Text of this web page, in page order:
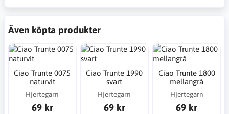
Även köpta produkter
Ciao Trunte 0075
naturvit
Hjertegarn
69 kr
Ciao Trunte 1990
svart
Hjertegarn
69 kr
Ciao Trunte 1800
mellangrå
Hjertegarn
69 kr